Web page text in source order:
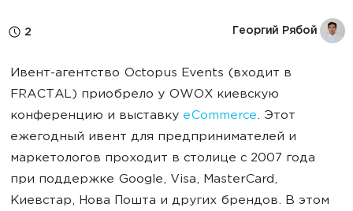
2 Георгий Рябой
Ивент-агентство Octopus Events (входит в
FRACTAL) приобрело у OWOX киевскую
конференцию и выставку eCommerce. Этот
ежегодный ивент для предпринимателей и
маркетологов проходит в столице с 2007 года
при поддержке Google, Visa, MasterCard,
Киевстар, Нова Пошта и других брендов. В этом